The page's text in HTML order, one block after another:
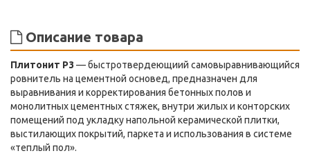
Описание товара
Плитонит Р3 — быстротвердеющиий самовыравнивающийся
ровнитель на цементной основед, предназначен для
выравнивания и корректирования бетонных полов и
монолитных цементных стяжек, внутри жилых и конторских
помещений под укладку напольной керамической плитки,
выстилающих покрытий, паркета и использования в системе
«теплый пол».